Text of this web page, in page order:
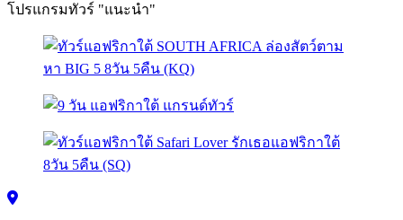
โปรแกรมทัวร์ "แนะนำ"